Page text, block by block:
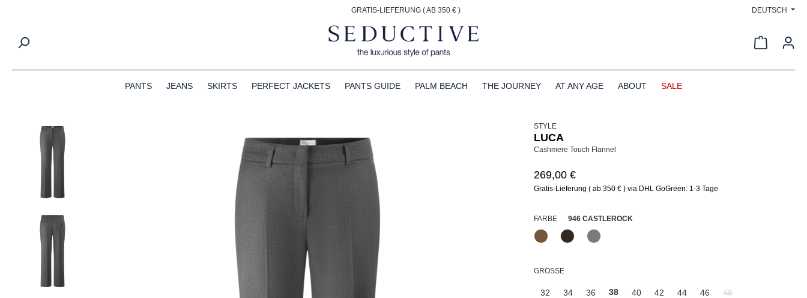
GRATIS-LIEFERUNG ( AB 350 € ) DEUTSCH
PANTS JEANS SKIRTS PERFECT JACKETS PANTS GUIDE PALM BEACH THE JOURNEY AT ANY AGE ABOUT SALE
Bildergalerie überspringen STYLE
LUCA
Cashmere Touch Flannel
269,00 €
Gratis-Lieferung ( ab 350 € ) via DHL GoGreen: 1-3 Tage
FARBEAUSWÄHLEN
946 CASTLEROCK
633 Haselnuss
690 Dunkelbraun
946 Castlerock
GRÖSSE AUSWÄHLEN
32 34 36 38 40 42 44 46 48